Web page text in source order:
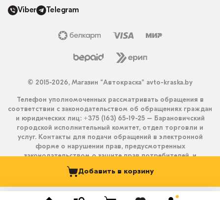
Добавить в корзину
Viber Telegram
© 2015-2026, Магазин “Автокраска” avto-kraska.by
Телефон уполномоченных рассматривать обращения в
соответствии с законодательством об обращениях граждан
и юридических лиц: +375 (163) 65-19-25 – Барановичский
городской исполнительный комитет, отдел торговли и
услуг. Контакты для подачи обращений в электронной
форме о нарушении прав, предусмотренных
законодательством о защите прав потребителей, и
получения ответа на них: info@avto-kraska.by и
+375333550203 (Viber, Telegram).